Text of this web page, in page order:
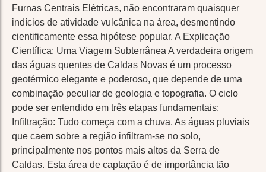
Furnas Centrais Elétricas, não encontraram quaisquer
indícios de atividade vulcânica na área, desmentindo
cientificamente essa hipótese popular. A Explicação
Científica: Uma Viagem Subterrânea A verdadeira origem
das águas quentes de Caldas Novas é um processo
geotérmico elegante e poderoso, que depende de uma
combinação peculiar de geologia e topografia. O ciclo
pode ser entendido em três etapas fundamentais:
Infiltração: Tudo começa com a chuva. As águas pluviais
que caem sobre a região infiltram-se no solo,
principalmente nos pontos mais altos da Serra de
Caldas. Esta área de captação é de importância tão